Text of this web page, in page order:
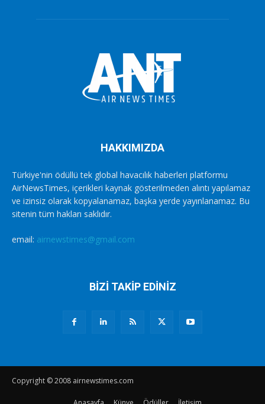
HAKKIMIZDA
Türkiye'nin ödüllü tek global havacılık haberleri platformu
AirNewsTimes, içerikleri kaynak gösterilmeden alıntı yapılamaz
ve izinsiz olarak kopyalanamaz, başka yerde yayınlanamaz. Bu
sitenin tüm hakları saklıdır.
email: airnewstimes@gmail.com
BİZİ TAKİP EDİNİZ
Copyright © 2008 airnewstimes.com